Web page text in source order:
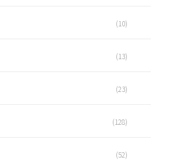
(10)
(13)
(23)
(128)
(52)